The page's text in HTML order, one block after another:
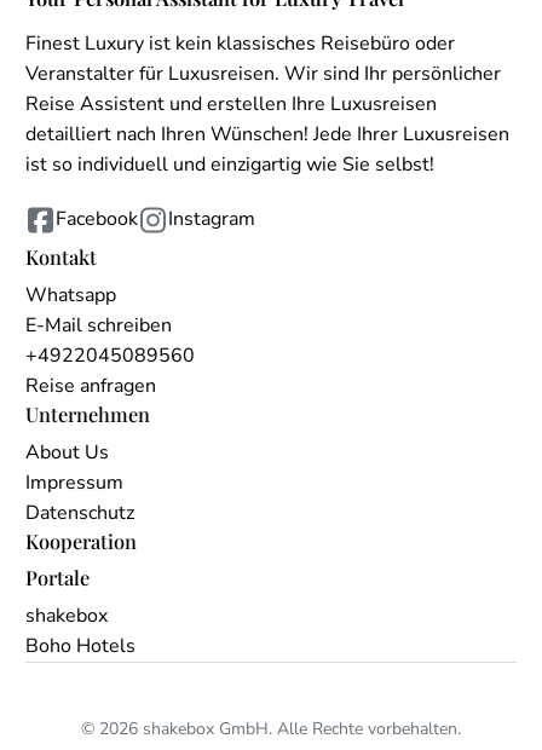
Finest Luxury ist kein klassisches Reisebüro oder
Veranstalter für Luxusreisen. Wir sind Ihr persönlicher
Reise Assistent und erstellen Ihre Luxusreisen
detailliert nach Ihren Wünschen! Jede Ihrer Luxusreisen
ist so individuell und einzigartig wie Sie selbst!
Facebook
Instagram
Kontakt
Whatsapp
E-Mail schreiben
+4922045089560
Reise anfragen
Unternehmen
About Us
Impressum
Datenschutz
Kooperation
Portale
shakebox
Boho Hotels
© 2026 shakebox GmbH. Alle Rechte vorbehalten.